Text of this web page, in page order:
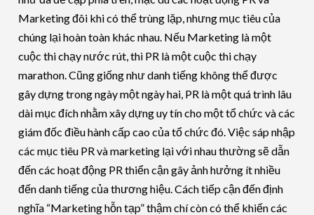
Marketing đôi khi có thể trùng lặp, nhưng mục tiêu của
chúng lại hoàn toàn khác nhau. Nếu Marketing là một
cuộc thi chạy nước rút, thì PR là một cuộc thi chạy
marathon. Cũng giống như danh tiếng không thể được
gây dựng trong ngày một ngày hai, PR là một quá trình lâu
dài mục đích nhằm xây dựng uy tín cho một tổ chức và các
giám đốc điều hành cấp cao của tổ chức đó. Việc sáp nhập
các mục tiêu PR và marketing lại với nhau thường sẽ dẫn
đến các hoạt động PR thiển cận gây ảnh hưởng ít nhiều
đến danh tiếng của thương hiệu. Cách tiếp cận đến định
nghĩa “Marketing hỗn tạp” thậm chí còn có thể khiến các